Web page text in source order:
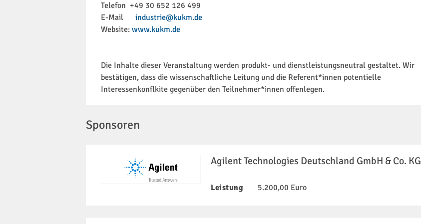
Telefon +49 30 652 126 499
E-Mail industrie@kukm.de
Website: www.kukm.de
Die Inhalte dieser Veranstaltung werden produkt- und dienstleistungsneutral gestaltet. Wir
bestätigen, dass die wissenschaftliche Leitung und die Referent*innen potentielle
Interessenkonflkite gegenüber den Teilnehmer*innen offenlegen.
Sponsoren
Agilent Technologies Deutschland GmbH & Co. KG
Leistung 5.200,00 Euro